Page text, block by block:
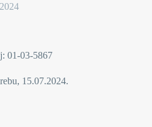
01-03-5867
15.07.2024.